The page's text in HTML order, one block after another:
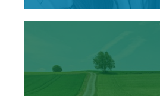
Fabricamos equipos